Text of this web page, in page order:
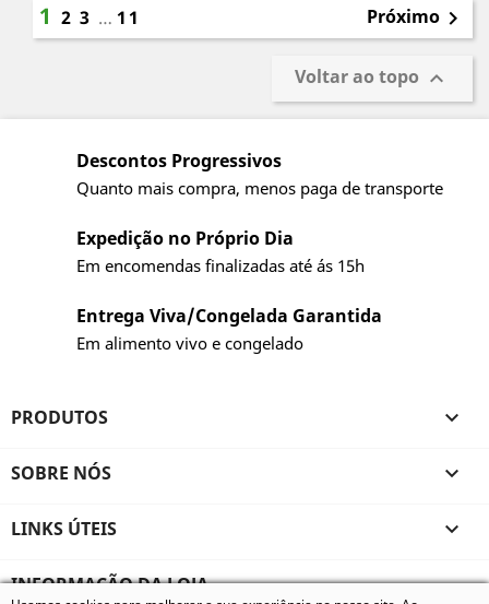
1 2 3 … 11 Próximo 
Voltar ao topo 
Descontos Progressivos
Quanto mais compra, menos paga de transporte
Expedição no Próprio Dia
Em encomendas finalizadas até ás 15h
Entrega Viva/Congelada Garantida
Em alimento vivo e congelado
PRODUTOS 
SOBRE NÓS 
LINKS ÚTEIS 
INFORMAÇÃO DA LOJA